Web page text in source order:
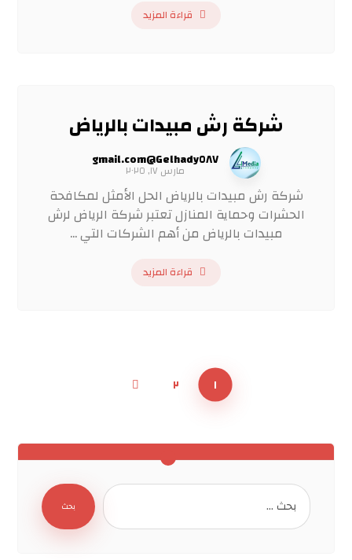
قراءة المزيد
شركة رش مبيدات بالرياض
Gelhady٥٨٧@gmail.com
مارس ١٧, ٢٠٢٥
شركة رش مبيدات بالرياض الحل الأمثل لمكافحة
الحشرات وحماية المنازل تعتبر شركة الرياض لرش
مبيدات بالرياض من أهم الشركات التي ...
قراءة المزيد
١ ٢
بحث